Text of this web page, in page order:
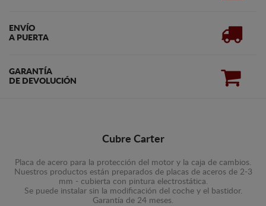
ENVÍO
A PUERTA
GARANTÍA
DE DEVOLUCIÓN
Cubre Carter
Placa de acero para la protección del motor y la caja de cambios.
Nuestros productos están preparados de placas de aceros de 2-3
mm - cubierta con pintura electrostática.
Se puede instalar sin la modificación del coche y el bastidor.
Garantía de 24 meses.